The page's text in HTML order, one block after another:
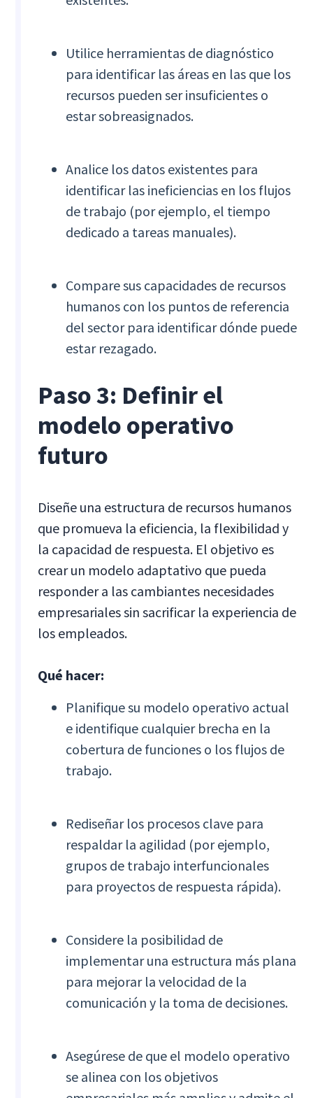
Utilice herramientas de diagnóstico
para identificar las áreas en las que los
recursos pueden ser insuficientes o
estar sobreasignados.
Analice los datos existentes para
identificar las ineficiencias en los flujos
de trabajo (por ejemplo, el tiempo
dedicado a tareas manuales).
Compare sus capacidades de recursos
humanos con los puntos de referencia
del sector para identificar dónde puede
estar rezagado.
Paso 3: Definir el
modelo operativo
futuro
Diseñe una estructura de recursos humanos
que promueva la eficiencia, la flexibilidad y
la capacidad de respuesta. El objetivo es
crear un modelo adaptativo que pueda
responder a las cambiantes necesidades
empresariales sin sacrificar la experiencia de
los empleados.
Qué hacer:
Planifique su modelo operativo actual
e identifique cualquier brecha en la
cobertura de funciones o los flujos de
trabajo.
Rediseñar los procesos clave para
respaldar la agilidad (por ejemplo,
grupos de trabajo interfuncionales
para proyectos de respuesta rápida).
Considere la posibilidad de
implementar una estructura más plana
para mejorar la velocidad de la
comunicación y la toma de decisiones.
Asegúrese de que el modelo operativo
se alinea con los objetivos